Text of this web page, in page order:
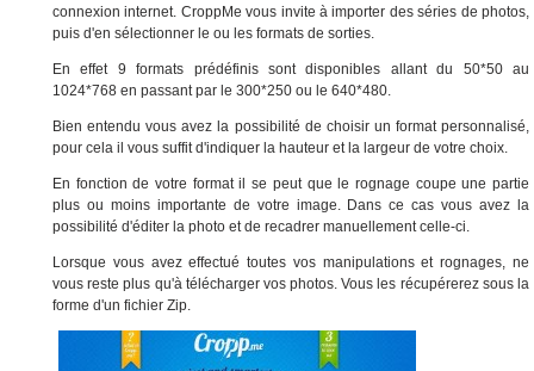
connexion internet. CroppMe vous invite à importer des séries de photos,
puis d'en sélectionner le ou les formats de sorties.
En effet 9 formats prédéfinis sont disponibles allant du 50*50 au
1024*768 en passant par le 300*250 ou le 640*480.
Bien entendu vous avez la possibilité de choisir un format personnalisé,
pour cela il vous suffit d'indiquer la hauteur et la largeur de votre choix.
En fonction de votre format il se peut que le rognage coupe une partie
plus ou moins importante de votre image. Dans ce cas vous avez la
possibilité d'éditer la photo et de recadrer manuellement celle-ci.
Lorsque vous avez effectué toutes vos manipulations et rognages, ne
vous reste plus qu'à télécharger vos photos. Vous les récupérerez sous la
forme d'un fichier Zip.